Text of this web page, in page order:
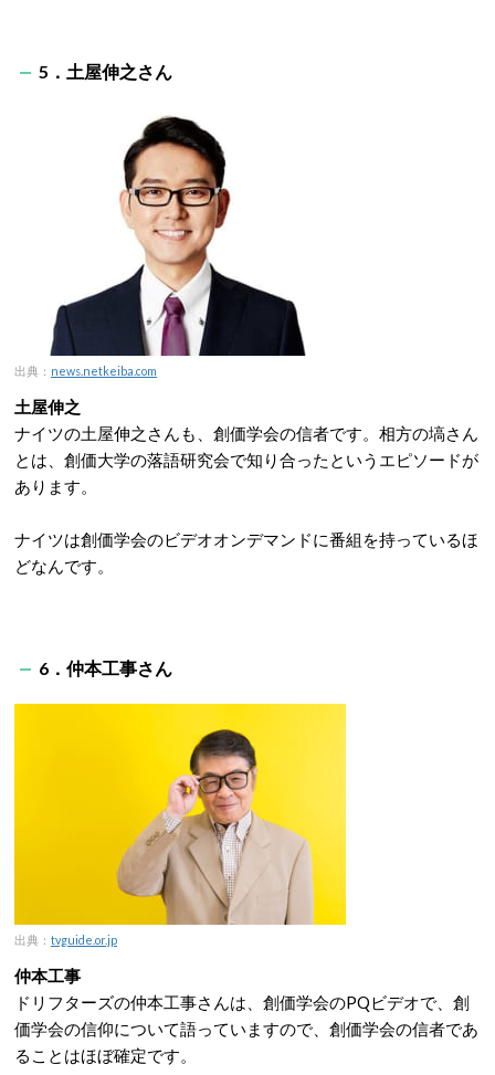
5．土屋伸之さん
出典： news.netkeiba.com
土屋伸之
ナイツの土屋伸之さんも、創価学会の信者です。相方の塙さん
とは、創価大学の落語研究会で知り合ったというエピソードが
あります。
ナイツは創価学会のビデオオンデマンドに番組を持っているほ
どなんです。
6．仲本工事さん
出典： tvguide.or.jp
仲本工事
ドリフターズの仲本工事さんは、創価学会のPQビデオで、創
価学会の信仰について語っていますので、創価学会の信者であ
ることはほぼ確定です。